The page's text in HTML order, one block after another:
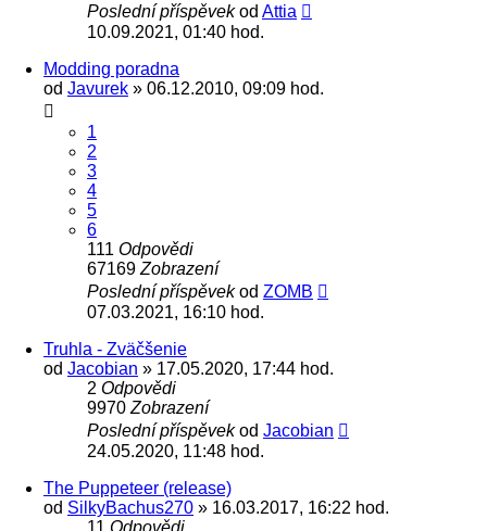
Poslední příspěvekod Attia
10.09.2021, 01:40 hod.
Modding poradna
od Javurek » 06.12.2010, 09:09 hod.
1
2
3
4
5
6
111 Odpovědi
67169 Zobrazení
Poslední příspěvekod ZOMB
07.03.2021, 16:10 hod.
Truhla - Zväčšenie
od Jacobian » 17.05.2020, 17:44 hod.
2 Odpovědi
9970 Zobrazení
Poslední příspěvekod Jacobian
24.05.2020, 11:48 hod.
The Puppeteer (release)
od SilkyBachus270 » 16.03.2017, 16:22 hod.